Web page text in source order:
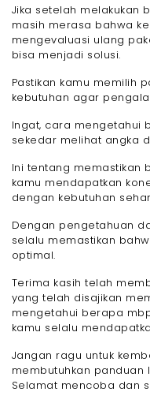
Jika setelah melakukan
masih merasa bahwa
mengevaluasi ulang
bisa menjadi solusi.
Pastikan kamu memilih
kebutuhan agar
Ingat, cara mengetahui
sekedar melihat angka
Ini tentang memastikan
kamu mendapatkan
dengan kebutuhan
Dengan pengetahuan
selalu memastikan
optimal.
Terima kasih telah
yang telah disajikan
mengetahui berapa
kamu selalu
Jangan ragu untuk
membutuhkan
Selamat mencoba dan